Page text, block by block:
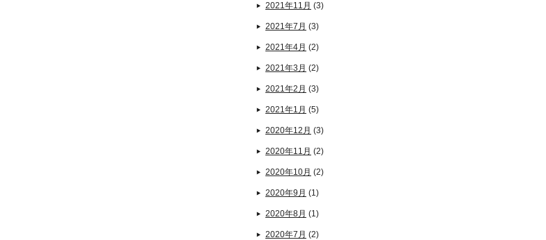
2021年11月 (3)
2021年7月 (3)
2021年4月 (2)
2021年3月 (2)
2021年2月 (3)
2021年1月 (5)
2020年12月 (3)
2020年11月 (2)
2020年10月 (2)
2020年9月 (1)
2020年8月 (1)
2020年7月 (2)